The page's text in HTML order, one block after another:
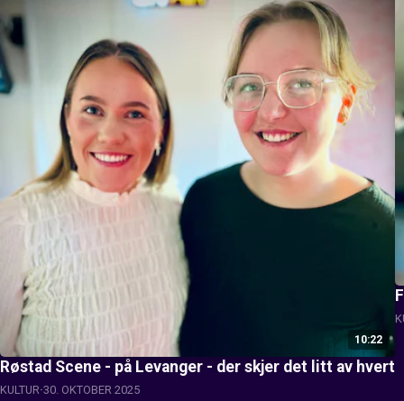
10:22
Røstad Scene - på Levanger - der skjer det litt av hvert
KULTUR 30. OKTOBER 2025